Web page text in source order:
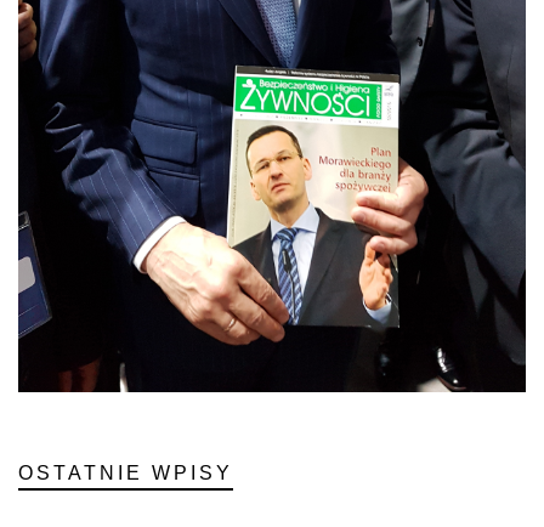
OSTATNIE WPISY